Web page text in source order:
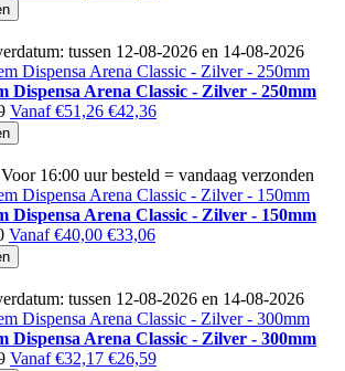
tussen 12-08-2026 en 14-08-2026
Dispensa Arena Classic - Zilver - 250mm
Vanaf €51,26 €42,36
16:00 uur besteld = vandaag verzonden
Dispensa Arena Classic - Zilver - 150mm
Vanaf €40,00 €33,06
tussen 12-08-2026 en 14-08-2026
Dispensa Arena Classic - Zilver - 300mm
Vanaf €32,17 €26,59